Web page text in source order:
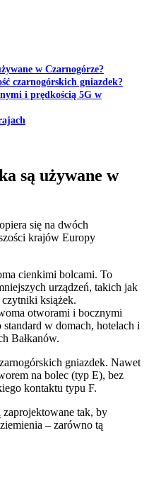
w Czarnogórze?
czarnogórskich gniazdek?
i prędkością 5G w
są używane w
się na dwóch
krajów Europy
cienkimi bolcami. To
urządzeń, takich jak
książek.
otworami i bocznymi
w domach, hotelach i
Bałkanów.
gniazdek. Nawet
na bolec (typ E), bez
kontaktu typu F.
zaprojektowane tak, by
– zarówno tą